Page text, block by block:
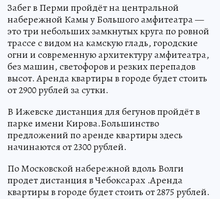
Забег в Перми пройдёт на центральной
набережной Камы у Большого амфитеатра —
это три небольших замкнутых круга по ровной
трассе с видом на камскую гладь, городские
огни и современную архитектуру амфитеатра,
без машин, светофоров и резких перепадов
высот. Аренда квартиры в городе будет стоить
от 2900 рублей за сутки.
В Ижевске дистанция для бегунов пройдёт в
парке имени Кирова.Большинство
предложений по аренде квартиры здесь
начинаются от 2300 рублей.
По Московской набережной вдоль Волги
продет дистанция в Чебоксарах .Аренда
квартиры в городе будет стоить от 2875 рублей.